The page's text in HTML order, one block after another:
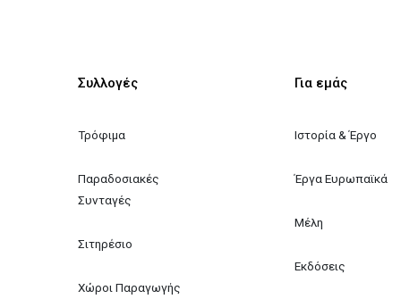
Συλλογές
Τρόφιμα
Παραδοσιακές
Συνταγές
Σιτηρέσιο
Χώροι Παραγωγής
Για εμάς
Ιστορία & Έργο
Έργα Ευρωπαϊκά
Μέλη
Εκδόσεις